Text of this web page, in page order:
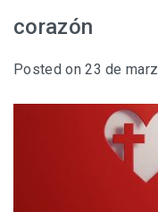
corazón
Posted on23 de